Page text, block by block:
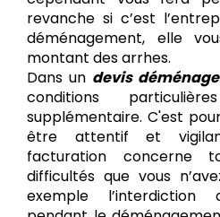
revanche si c’est
déménagement, elle
montant des arrhes.
Dans un devis
conditions
supplémentaire. C'est
être attentif et
facturation concerne
difficultés que vous
exemple l’interdiction